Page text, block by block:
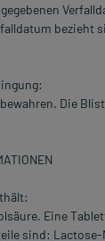
bezieht
Die
Eine
sind: